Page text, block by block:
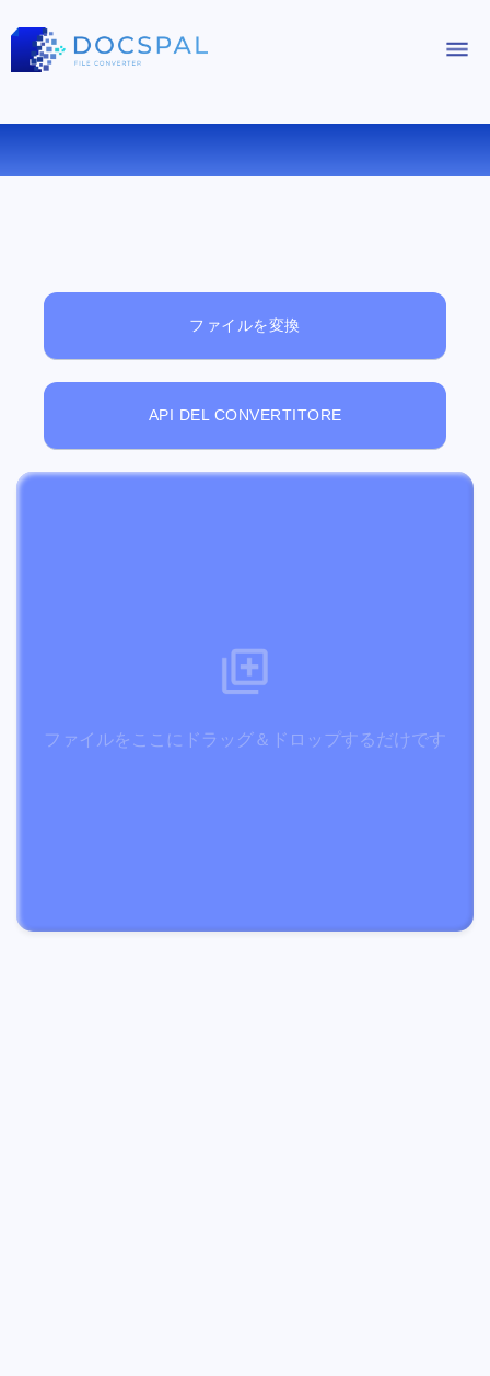
無料オンラインファイルビューアー
ファイルを変換
API DEL CONVERTITORE
ファイルをここにドラッグ＆ドロップするだけです